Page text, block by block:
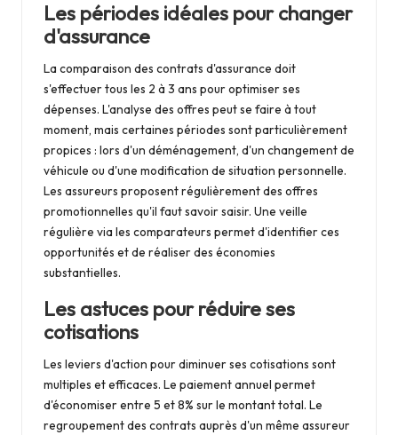
Les périodes idéales pour changer
d'assurance
La comparaison des contrats d'assurance doit
s'effectuer tous les 2 à 3 ans pour optimiser ses
dépenses. L'analyse des offres peut se faire à tout
moment, mais certaines périodes sont particulièrement
propices : lors d'un déménagement, d'un changement de
véhicule ou d'une modification de situation personnelle.
Les assureurs proposent régulièrement des offres
promotionnelles qu'il faut savoir saisir. Une veille
régulière via les comparateurs permet d'identifier ces
opportunités et de réaliser des économies
substantielles.
Les astuces pour réduire ses
cotisations
Les leviers d'action pour diminuer ses cotisations sont
multiples et efficaces. Le paiement annuel permet
d'économiser entre 5 et 8% sur le montant total. Le
regroupement des contrats auprès d'un même assureur